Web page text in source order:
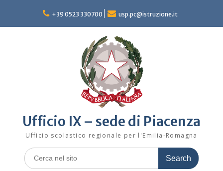
content
+39 0523 330700 usp.pc@istruzione.it
Ufficio IX – sede di Piacenza
Ufficio scolastico regionale per l'Emilia-Romagna
Search
for: